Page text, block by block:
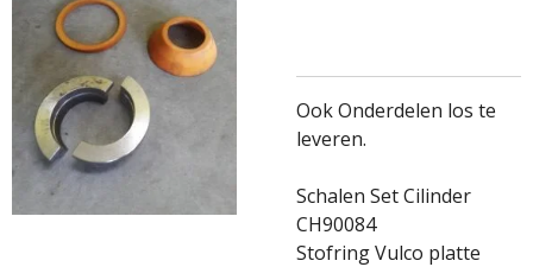
Ook Onderdelen los te
leveren.
Schalen Set Cilinder
CH90084
Stofring Vulco platte